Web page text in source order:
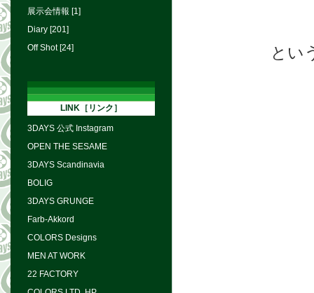
とい
展示会情報 [1]
Diary [201]
Off Shot [24]
LINK［リンク］
3DAYS 公式 Instagram
OPEN THE SESAME
3DAYS Scandinavia
BOLIG
3DAYS GRUNGE
Farb-Akkord
COLORS Designs
MEN AT WORK
22 FACTORY